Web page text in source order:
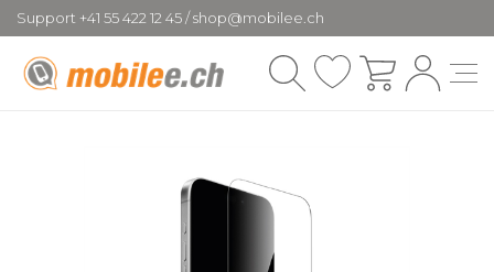
Support +41 55 422 12 45 / shop@mobilee.ch